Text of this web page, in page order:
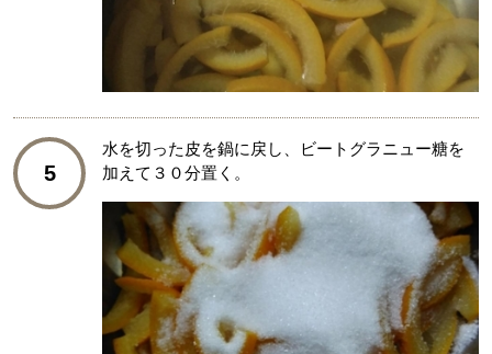
5
水を切った皮を鍋に戻し、ビートグラニュー糖を
加えて３０分置く。